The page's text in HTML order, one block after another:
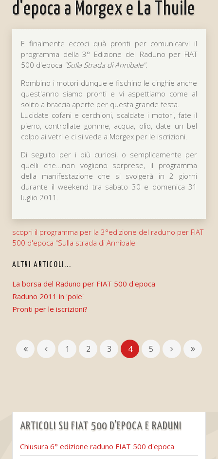
d'epoca a Morgex e La Thuile
E finalmente eccoci quà pronti per comunicarvi il
programma della 3° Edizione del Raduno per FIAT
500 d'epoca Sulla Strada di Annibale .
Rombino i motori dunque e fischino le cinghie anche
quest'anno siamo pronti e vi aspettiamo come al
solito a braccia aperte per questa grande festa.
Lucidate cofani e cerchioni, scaldate i motori, fate il
pieno, controllate gomme, acqua, olio, date un bel
colpo ai vetri e ci si vede a Morgex per le iscrizioni.
Di seguito per i più curiosi, o semplicemente per
quelli che...non vogliono sorprese, il programma
della manifestazione che si svolgerà in 2 giorni
durante il weekend tra sabato 30 e domenica 31
luglio 2011.
scopri il programma per la 3°edizione del raduno per FIAT
500 d'epoca "Sulla strada di Annibale"
ALTRI ARTICOLI...
La borsa del Raduno per FIAT 500 d'epoca
Raduno 2011 in 'pole'
Pronti per le iscrizioni?
1 2 3 4 5
ARTICOLI SU FIAT 500 D'EPOCA E RADUNI
Chiusura 6° edizione raduno FIAT 500 d'epoca